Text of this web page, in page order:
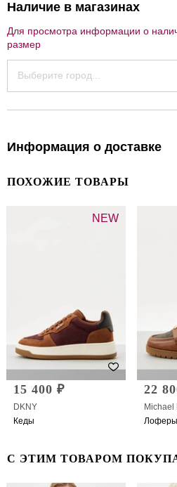
Наличие в магазинах
Для просмотра информации о
размер
Выберите город...
Информация о доставке
ПОХОЖИЕ ТОВАРЫ
NEW
15 400 ₽
DKNY
Кеды
22
Michael
Лоферы
С ЭТИМ ТОВАРОМ